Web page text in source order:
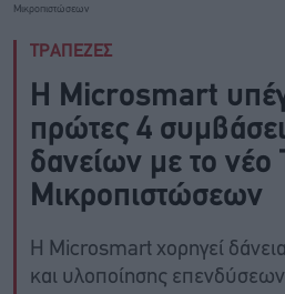
Μικροπιστώσεων
ΤΡΑΠΕΖΕΣ
Η Microsmart
πρώτες 4
δανείων με το νέο
Μικροπιστώσεων
Η Microsmart χορηγεί
και υλοποίησης